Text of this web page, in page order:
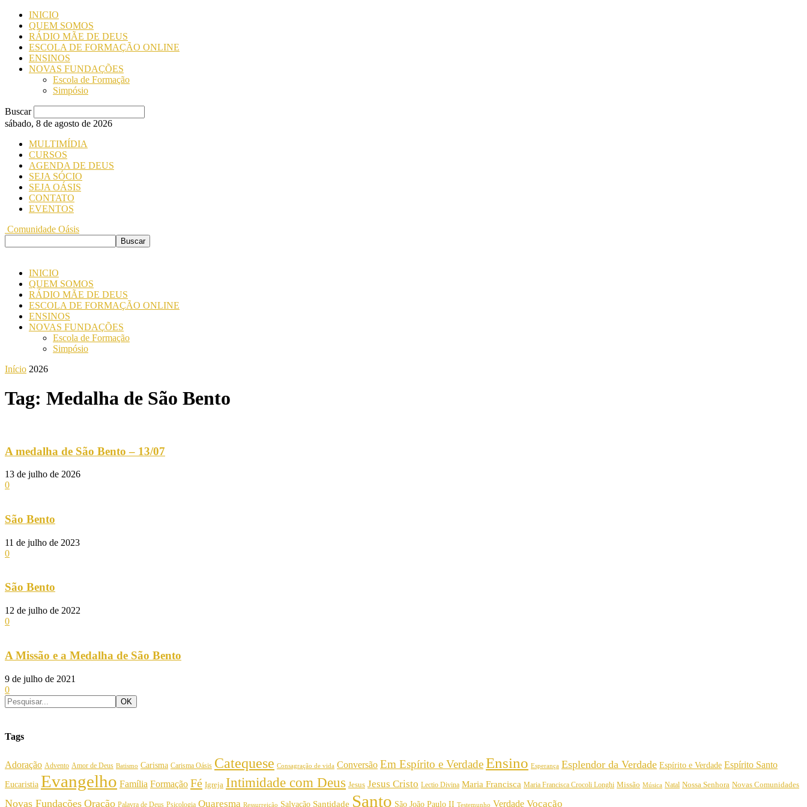
INICIO
QUEM SOMOS
RÁDIO MÃE DE DEUS
ESCOLA DE FORMAÇÃO ONLINE
ENSINOS
NOVAS FUNDAÇÕES
Escola de Formação
Simpósio
Buscar
sábado, 8 de agosto de 2026
MULTIMÍDIA
CURSOS
AGENDA DE DEUS
SEJA SÓCIO
SEJA OÁSIS
CONTATO
EVENTOS
Comunidade Oásis
INICIO
QUEM SOMOS
RÁDIO MÃE DE DEUS
ESCOLA DE FORMAÇÃO ONLINE
ENSINOS
NOVAS FUNDAÇÕES
Escola de Formação
Simpósio
Início 2026
Tag: Medalha de São Bento
A medalha de São Bento – 13/07
13 de julho de 2026
0
São Bento
11 de julho de 2023
0
São Bento
12 de julho de 2022
0
A Missão e a Medalha de São Bento
9 de julho de 2021
0
Tags
Adoração Advento Amor de Deus Batismo Carisma Carisma Oásis Catequese Consagração de vida Conversão Em Espírito e VerdadeEnsino Esperança Esplendor da Verdade Espírito e Verdade Espírito Santo
Eucaristia Evangelho Família Formação Fé Igreja Intimidade com Deus Jesus Jesus Cristo Lectio Divina Maria Francisca Maria Francisca Crocoli Longhi Missão Música Natal Nossa Senhora Novas Comunidades
Novas Fundações Oração Palavra de Deus Psicologia Quaresma Ressurreição Salvação Santidade Santo São João Paulo II Testemunho Verdade Vocação